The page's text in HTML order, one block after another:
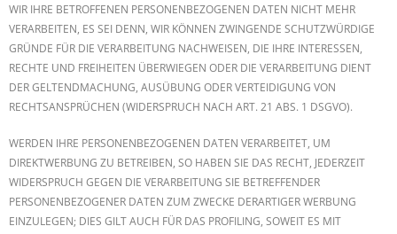
WIR IHRE BETROFFENEN PERSONENBEZOGENEN DATEN NICHT MEHR
VERARBEITEN, ES SEI DENN, WIR KÖNNEN ZWINGENDE SCHUTZWÜRDIGE
GRÜNDE FÜR DIE VERARBEITUNG NACHWEISEN, DIE IHRE INTERESSEN,
RECHTE UND FREIHEITEN ÜBERWIEGEN ODER DIE VERARBEITUNG DIENT
DER GELTENDMACHUNG, AUSÜBUNG ODER VERTEIDIGUNG VON
RECHTSANSPRÜCHEN (WIDERSPRUCH NACH ART. 21 ABS. 1 DSGVO).
WERDEN IHRE PERSONENBEZOGENEN DATEN VERARBEITET, UM
DIREKTWERBUNG ZU BETREIBEN, SO HABEN SIE DAS RECHT, JEDERZEIT
WIDERSPRUCH GEGEN DIE VERARBEITUNG SIE BETREFFENDER
PERSONENBEZOGENER DATEN ZUM ZWECKE DERARTIGER WERBUNG
EINZULEGEN; DIES GILT AUCH FÜR DAS PROFILING, SOWEIT ES MIT